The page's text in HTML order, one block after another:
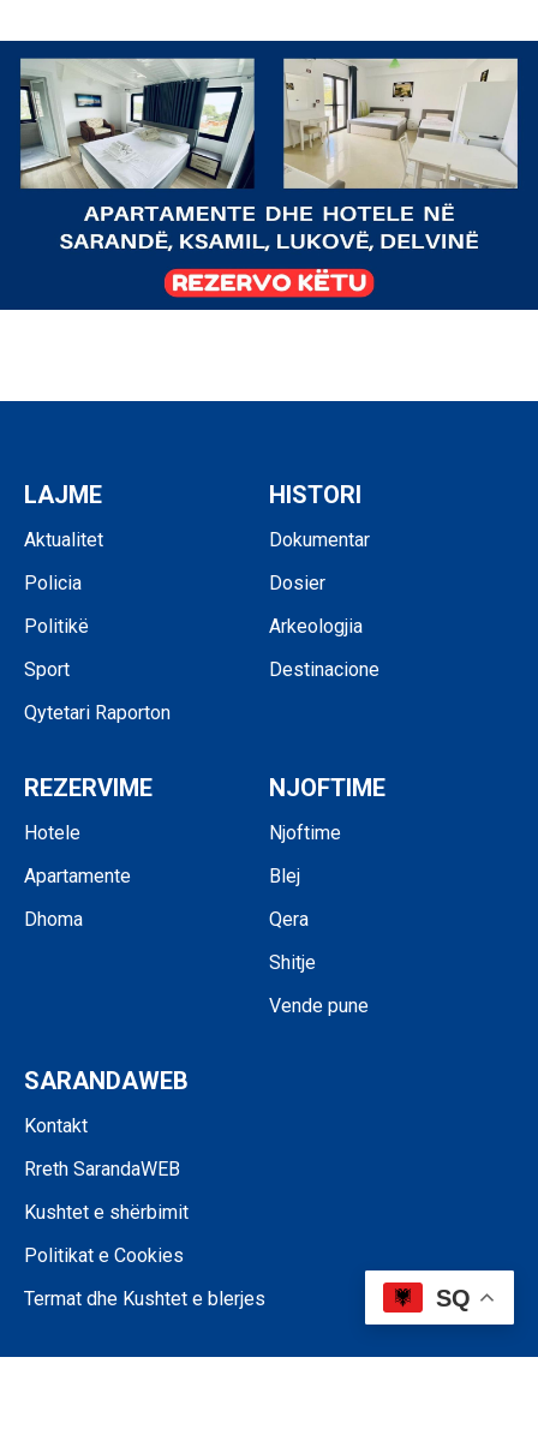
LAJME
Aktualitet
Policia
Politikë
Sport
Qytetari Raporton
HISTORI
Dokumentar
Dosier
Arkeologjia
Destinacione
REZERVIME
Hotele
Apartamente
Dhoma
NJOFTIME
Njoftime
Blej
Qera
Shitje
Vende pune
SARANDAWEB
Kontakt
Rreth SarandaWEB
Kushtet e shërbimit
Politikat e Cookies
Termat dhe Kushtet e blerjes
SQ